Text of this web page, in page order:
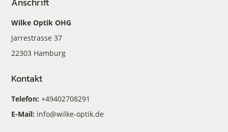
Wilke Optik OHG
Jarrestrasse 37
22303 Hamburg
Kontakt
Telefon:+49402708291
E-Mail: info@wilke-optik.de